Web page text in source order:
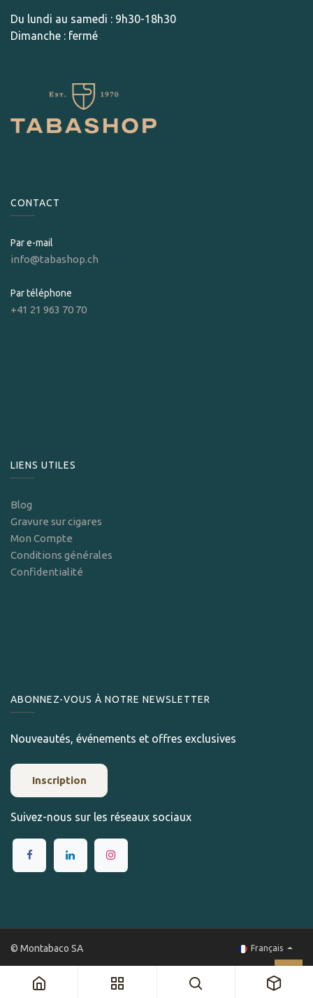
Du lundi au samedi : 9h30-18h30
Dimanche : fermé
CONTACT
Par e-mail
info@tabashop.ch
Par téléphone
+41 21 963 70 70
LIENS UTILES
Blog
Gravure sur cigares
Mon Compte
Conditions générales
Confidentialité
ABONNEZ-VOUS À NOTRE NEWSLETTER
Nouveautés, événements et offres exclusives
Inscription
Suivez-nous sur les réseaux sociaux
© Montabaco SA Français